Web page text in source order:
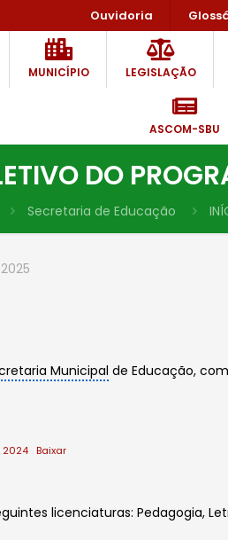
Ouvidoria
MUNICÍPIO LEGISLAÇÃO
ASCOM-SBU
DO
Secretaria de Educação
Municipal de Educação,
2024 Baixar
licenciaturas: Pedagogia,